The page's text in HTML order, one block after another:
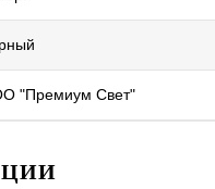
"Премиум Свет"